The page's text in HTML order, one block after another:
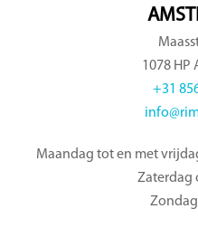
1078 HP
+31
Maandag tot en met
Zaterdag